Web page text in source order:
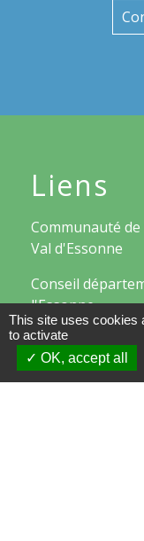
Liens
Communauté
Val d'Essonne
Conseil
l'Essonne
Région d'Ile-de-
Préfecture de
This site uses cookies
to activate
OK, accept all